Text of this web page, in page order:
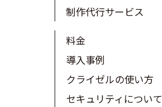
制作代行サービス
料金
導入事例
クライゼルの使い方
セキュリティについて